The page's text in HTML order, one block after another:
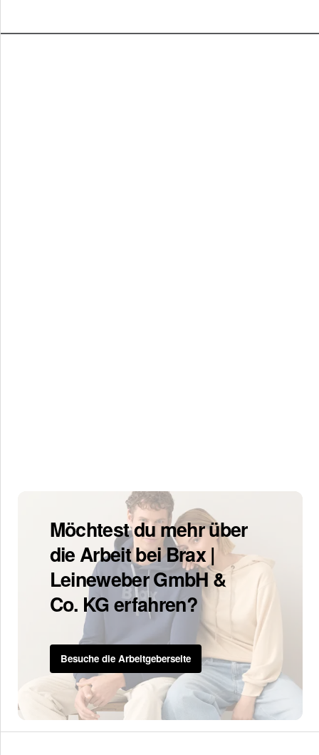
Möchtest du mehr über
die Arbeit bei Brax |
Leineweber GmbH &
Co. KG erfahren?
Besuche die Arbeitgeberseite